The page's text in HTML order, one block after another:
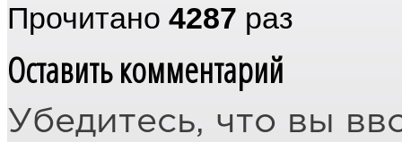
Прочитано 4287 раз
Оставить комментарий
Убедитесь, что вы